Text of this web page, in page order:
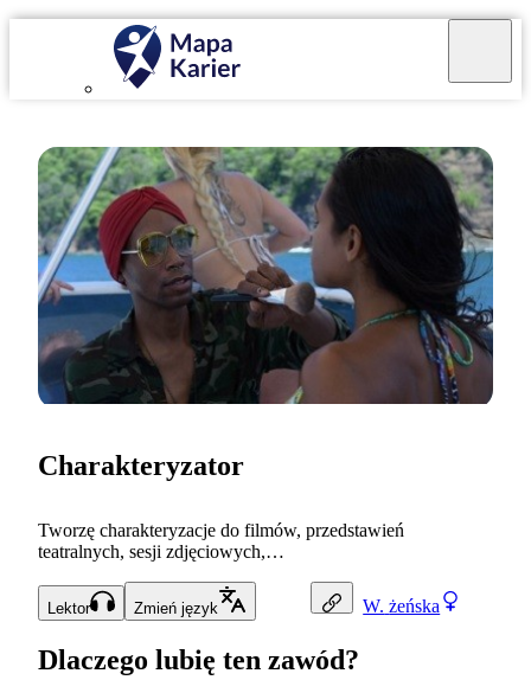
W. żeńska
Charakteryzator
Tworzę charakteryzacje do filmów, przedstawień
teatralnych, sesji zdjęciowych,…
Lektor Zmień język
Dlaczego lubię ten zawód?